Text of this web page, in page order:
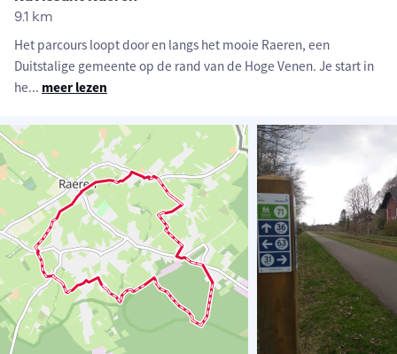
9.1 km
Het parcours loopt door en langs het mooie Raeren, een
Duitstalige gemeente op de rand van de Hoge Venen. Je start in
he... meer lezen